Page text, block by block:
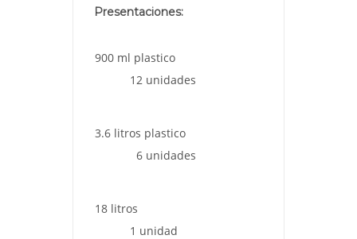
Presentaciones:
900 ml plastico
12 unidades
3.6 litros plastico
6 unidades
18 litros
1 unidad